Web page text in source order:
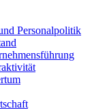
Personalpolitik